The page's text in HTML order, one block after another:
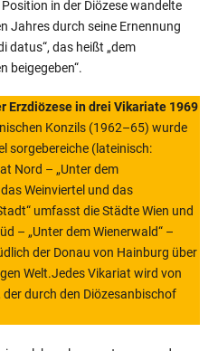
in der Diözese wandelte
Jahres durch seine Ernennung
datus“, das heißt „dem
beigegeben“.
Erzdiözese in drei Vikariate 1969
Konzils (1962–65) wurde
sorgebereiche (lateinisch:
Nord – „Unter dem
Weinviertel und das
umfasst die Städte Wien und
– „Unter dem Wienerwald“ –
der Donau von Hainburg über
Welt.Jedes Vikariat wird von
durch den Diözesanbischof